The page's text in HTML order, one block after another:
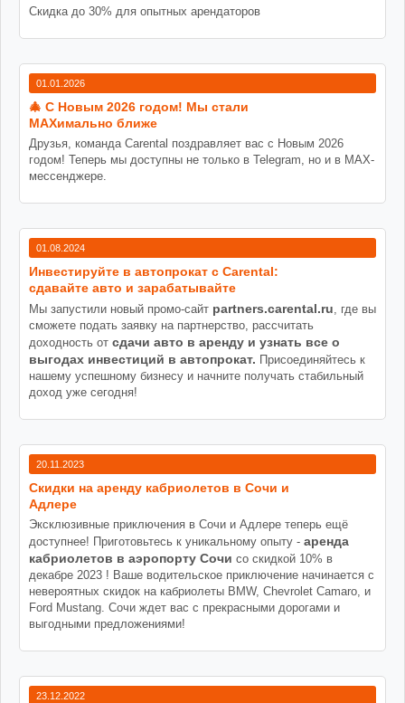
Скидка до 30% для опытных арендаторов
01.01.2026
🎄 С Новым 2026 годом! Мы стали
MAXимально ближе
Друзья, команда Carental поздравляет вас с Новым 2026
годом! Теперь мы доступны не только в Telegram, но и в MAX-
мессенджере.
01.08.2024
Инвестируйте в автопрокат с Carental:
сдавайте авто и зарабатывайте
Мы запустили новый промо-сайт partners.carental.ru, где вы
сможете подать заявку на партнерство, рассчитать
доходность от сдачи авто в аренду и узнать все о
выгодах инвестиций в автопрокат. Присоединяйтесь к
нашему успешному бизнесу и начните получать стабильный
доход уже сегодня!
20.11.2023
Cкидки на аренду кабриолетов в Сочи и
Адлере
Эксклюзивные приключения в Сочи и Адлере теперь ещё
доступнее! Приготовьтесь к уникальному опыту - аренда
кабриолетов в аэропорту Сочи со скидкой 10% в
декабре 2023 ! Ваше водительское приключение начинается с
невероятных скидок на кабриолеты BMW, Chevrolet Camaro, и
Ford Mustang. Сочи ждет вас с прекрасными дорогами и
выгодными предложениями!
23.12.2022